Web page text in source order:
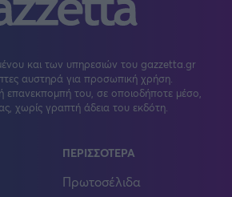
και των υπηρεσιών του gazzetta.gr
αυστηρά για προσωπική χρήση.
επανεκπομπή του, σε οποιοδήποτε μέσο,
χωρίς γραπτή άδεια του εκδότη.
ΠΕΡΙΣΣΟΤΕΡΑ
Πρωτοσέλιδα